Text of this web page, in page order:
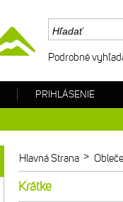
Hlavná Strana >
Krátke
Podrobné
PRIHLÁSENIE